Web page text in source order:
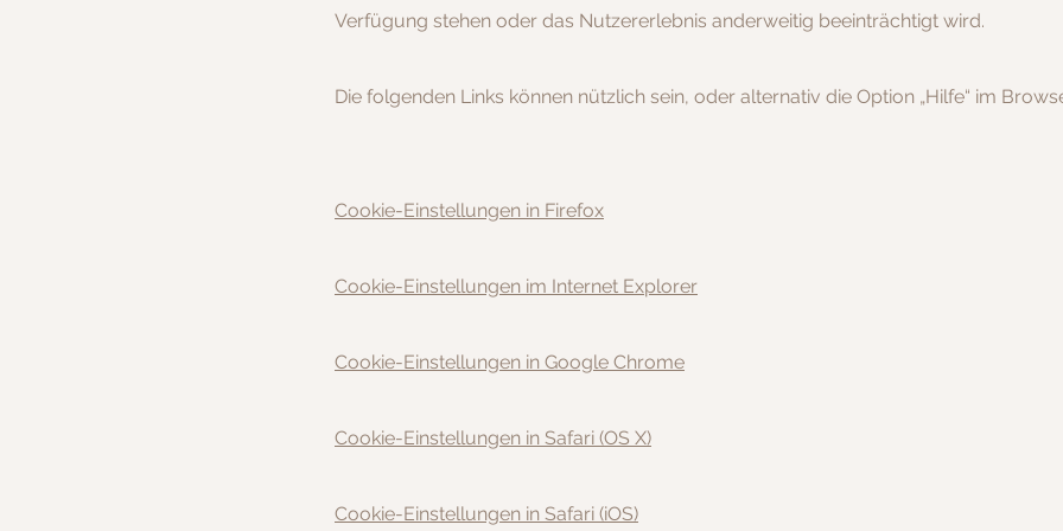
Verfügung stehen oder das Nutzererlebnis anderweitig beeinträchtigt wird.
Die folgenden Links können nützlich sein, oder alternativ die Option „Hilfe“ im
Cookie-Einstellungen in Firefox
Cookie-Einstellungen im Internet Explorer
Cookie-Einstellungen in Google Chrome
Cookie-Einstellungen in Safari (OS X)
Cookie-Einstellungen in Safari (iOS)